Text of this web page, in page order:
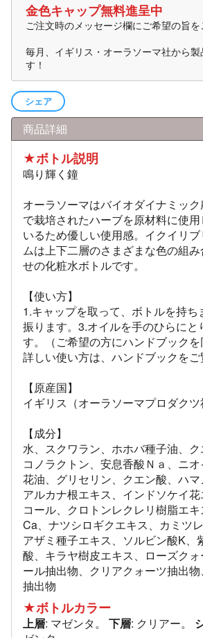
金色キャップ無料進呈中
ご注文時のメッセージ欄にご希望の旨を
毎月、イギリス・オーラソーマ社から製
す！
シェア
商品詳細
★ボトル説明
鳴り輝く鐘
オーラソーマはバイオダイナミッ
で栽培されたハーブを原材料に使用
いるため優しい使用感。イクイリブ
ムは上下二層のさまざまな色の組み
せの化粧水ボトルです。
【使い方】
1.キャップを取って、ボトルを持ち
振ります。3.オイルを手のひらにと
す。（ご希望の方にハンドブックを
詳しい使い方は、ハンドブックをご
【原産国】
イギリス（オーラソーマプロダクツ
【成分】
水、スクワラン、ホホバ種子油、
コノラクトン、安息香酸Ｎａ、ニ
花油、グリセリン、クエン酸、ハマ
アルカナ根エキス、インドソケイ
コール、クロトンレクレリ樹脂エ
Ca、ナツシロギクエキス、カミツ
アザミ種子エキス、ソルビン酸K、
酸、キラヤ樹皮エキス、ローズク
ール抽出物、クリアクォーツ抽出
抽出物
★ボトルカラー
上層: マゼンタ。 下層: クリアー。